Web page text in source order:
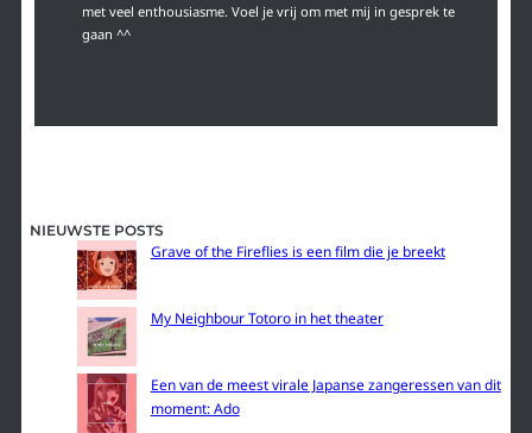
met veel enthousiasme. Voel je vrij om met mij in gesprek te
gaan ^^
NIEUWSTE POSTS
Grave of the Fireflies is een film die je breekt
My Neighbour Totoro in het theater
Een van de meest virale Japanse zangeressen van dit
moment: Ado